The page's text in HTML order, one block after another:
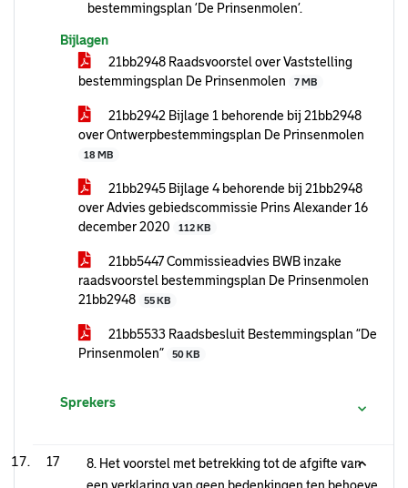
bestemmingsplan ‘De Prinsenmolen’.
Bijlagen
21bb2948 Raadsvoorstel over Vaststelling
bestemmingsplan De Prinsenmolen
7 MB
21bb2942 Bijlage 1 behorende bij 21bb2948
over Ontwerpbestemmingsplan De Prinsenmolen
18 MB
21bb2945 Bijlage 4 behorende bij 21bb2948
over Advies gebiedscommissie Prins Alexander 16
december 2020
112 KB
21bb5447 Commissieadvies BWB inzake
raadsvoorstel bestemmingsplan De Prinsenmolen
21bb2948
55 KB
21bb5533 Raadsbesluit Bestemmingsplan “De
Prinsenmolen”
50 KB
Sprekers
17
8. Het voorstel met betrekking tot de afgifte van